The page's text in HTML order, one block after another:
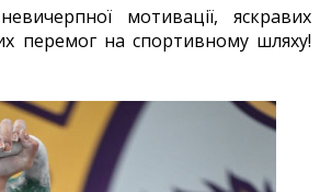
мотивації, яскравих
перемог на спортивному шляху!